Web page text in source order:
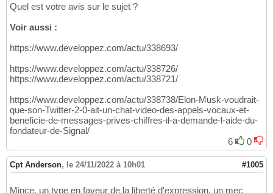
Quel est votre avis sur le sujet ?
Voir aussi :
https://www.developpez.com/actu/338693/
https://www.developpez.com/actu/338726/
https://www.developpez.com/actu/338721/
https://www.developpez.com/actu/338738/Elon-Musk-voudrait-
que-son-Twitter-2-0-ait-un-chat-video-des-appels-vocaux-et-
beneficie-de-messages-prives-chiffres-il-a-demande-l-aide-du-
fondateur-de-Signal/
6
0
Cpt Anderson, le 24/11/2022 à 10h01 #1005
Mince, un type en faveur de la liberté d'expression, un mec